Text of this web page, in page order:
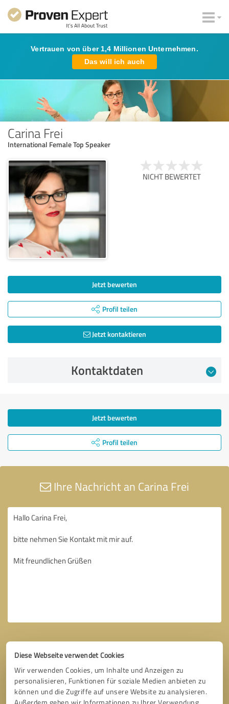
Diese Webseite verwendet Cookies
Wir verwenden Cookies, um Inhalte und Anzeigen zu
personalisieren, Funktionen für soziale Medien anbieten zu
können und die Zugriffe auf unsere Website zu analysieren.
Vertrauen von über 1,4 Millionen Unternehmen.
Das will ich auch
Carina Frei
International Female Top Speaker
NICHT BEWERTET
Jetzt bewerten
Profil teilen
Jetzt kontaktieren
Kontaktdaten
Jetzt bewerten
Profil teilen
Ihre Nachricht an Carina Frei